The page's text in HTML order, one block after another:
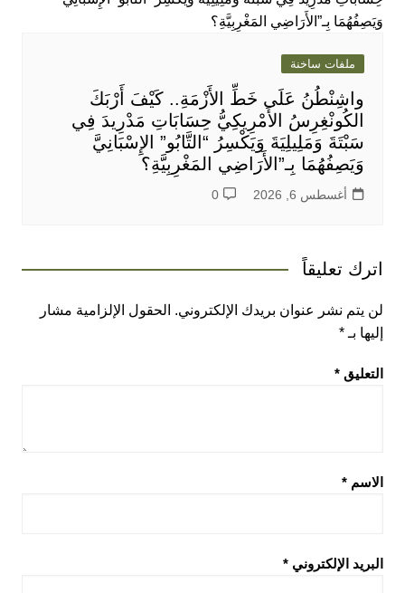
ملفات ساخنة
واشِنْطُنُ عَلَى خَطِّ الأَزْمَةِ.. كَيْفَ أَرْبَكَ
الكُونْغِرِسُ الأَمْرِيكِيُّ حِسَابَاتِ مَدْرِيدَ فِي
سَبْتَةَ وَمَلِيلِيَةَ وَيَكْسِرُ “التَّابُو” الإِسْبَانِيَّ
وَيَصِفُهُمَا بِـ”الأَرَاضِي المَغْرِبِيَّةِ؟
أغسطس 6, 2026 0
اترك تعليقاً
لن يتم نشر عنوان بريدك الإلكتروني. الحقول الإلزامية مشار
إليها بـ *
التعليق *
الاسم *
البريد الإلكتروني *